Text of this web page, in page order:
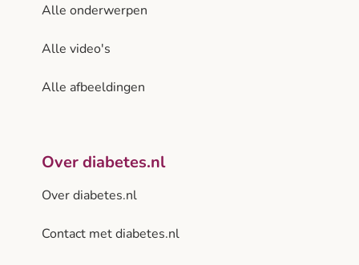
Alle onderwerpen
Alle video's
Alle afbeeldingen
Over diabetes.nl
Over diabetes.nl
Contact met diabetes.nl